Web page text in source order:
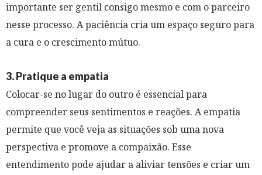
importante ser gentil consigo mesmo e com o parceiro
nesse processo. A paciência cria um espaço seguro para
a cura e o crescimento mútuo.
3. Pratique a empatia
Colocar-se no lugar do outro é essencial para
compreender seus sentimentos e reações. A empatia
permite que você veja as situações sob uma nova
perspectiva e promove a compaixão. Esse
entendimento pode ajudar a aliviar tensões e criar um